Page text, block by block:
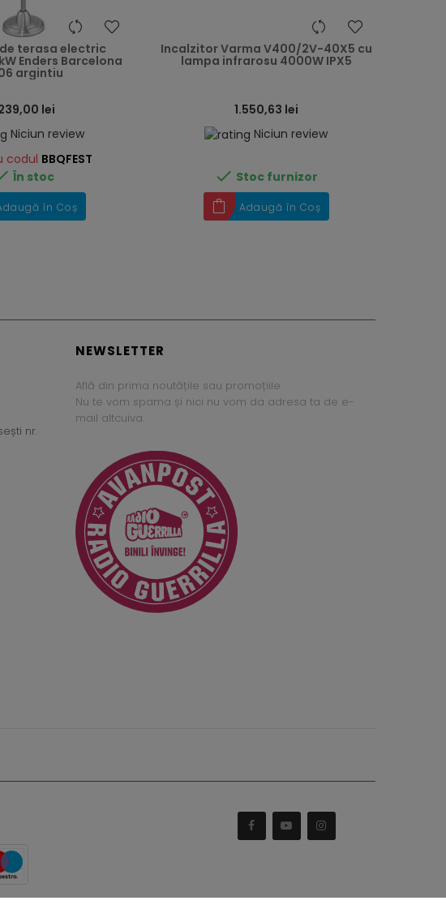
heart
terasa electric
Enders Barcelona
argintiu
lei
Niciun review
codul BBQFEST
În stoc
în Coș
heart
Incalzitor Varma V400/2V-40X5 cu
lampa infrarosu 4000W IPX5
1.550,63 lei
Niciun review
 Stoc furnizor
Adaugă în Coș
nr.
NEWSLETTER
Află din prima noutățile sau promoțiile.
Nu te vom spama și nici nu vom da adresa ta de e-
mail altcuiva.